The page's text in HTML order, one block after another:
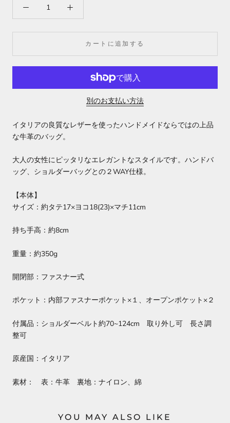
カートに追加する
別のお支払い方法
イタリアの良質なレザーを使ったハンドメイドならではの上品
な牛革のバッグ。
大人の女性にピッタリなエレガントなスタイルです。ハンドバ
ッグ、ショルダーバッグとの２WAY仕様。
【本体】
サイズ：約タテ17×ヨコ18(23)×マチ11cm
持ち手高：約8cm
重量：約350g
開閉部：ファスナー式
ポケット：内部ファスナーポケット×１、オープンポケット×２
付属品：ショルダーベルト約70~124cm 取り外し可 長さ調
整可
原産国：イタリア
素材： 表：牛革 裏地：ナイロン、綿
YOU MAY ALSO LIKE